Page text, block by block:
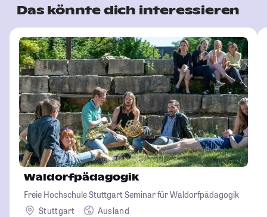
Das könnte dich interessieren
Waldorfpädagogik
Freie Hochschule Stuttgart Seminar für Waldorfpädagogik
Stuttgart
Ausland